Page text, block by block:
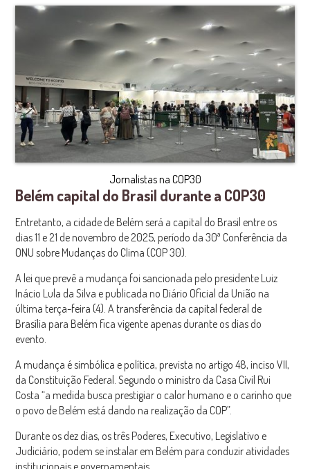
Jornalistas na COP30
Belém capital do Brasil durante a COP30
Entretanto, a cidade de Belém será a capital do Brasil entre os
dias 11 e 21 de novembro de 2025, período da 30ª Conferência da
ONU sobre Mudanças do Clima (COP 30).
A lei que prevê a mudança foi sancionada pelo presidente Luiz
Inácio Lula da Silva e publicada no Diário Oficial da União na
última terça-feira (4). A transferência da capital federal de
Brasília para Belém fica vigente apenas durante os dias do
evento.
A mudança é simbólica e política, prevista no artigo 48, inciso VII,
da Constituição Federal. Segundo o ministro da Casa Civil Rui
Costa “a medida busca prestigiar o calor humano e o carinho que
o povo de Belém está dando na realização da COP”.
Durante os dez dias, os três Poderes, Executivo, Legislativo e
Judiciário, podem se instalar em Belém para conduzir atividades
institucionais e governamentais.